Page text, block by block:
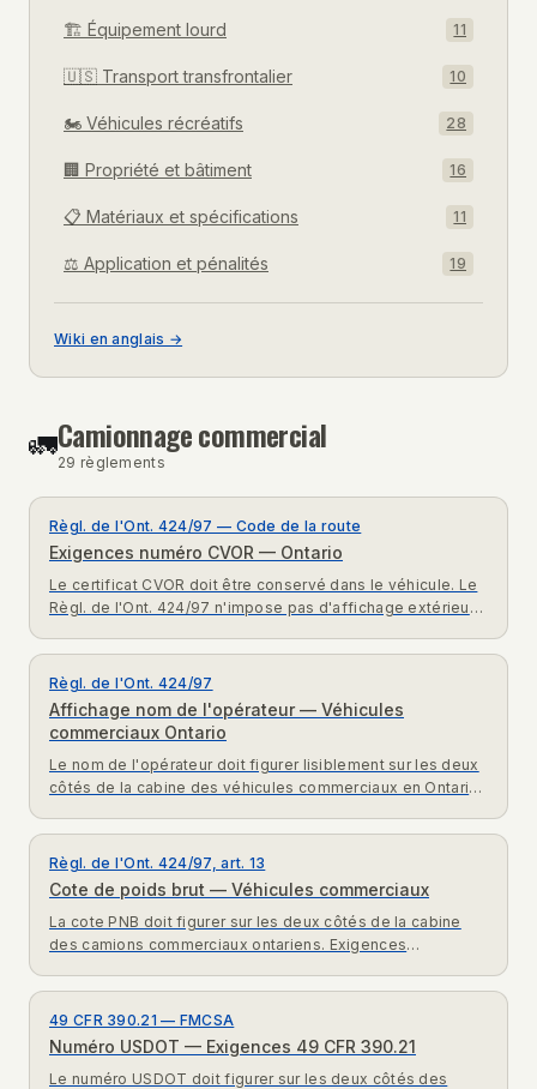
🏗 Équipement lourd 11
🇺🇸 Transport transfrontalier 10
🏍 Véhicules récréatifs 28
🏢 Propriété et bâtiment 16
📋 Matériaux et spécifications 11
⚖ Application et pénalités 19
Wiki en anglais →
🚛Camionnage commercial
29 règlements
Règl. de l'Ont. 424/97 — Code de la route
Exigences numéro CVOR — Ontario
Le certificat CVOR doit être conservé dans le véhicule. Le
Règl. de l'Ont. 424/97 n'impose pas d'affichage extérieur
Règl. de l'Ont. 424/97
Affichage nom de l'opérateur — Véhicules
commerciaux Ontario
Le nom de l'opérateur doit figurer lisiblement sur les deux
côtés de la cabine des véhicules commerciaux en Ontario.
Règl. de l'Ont. 424/97, art. 13
Cote de poids brut — Véhicules commerciaux
La cote PNB doit figurer sur les deux côtés de la cabine
des camions commerciaux ontariens. Exigences
49 CFR 390.21 — FMCSA
Numéro USDOT — Exigences 49 CFR 390.21
Le numéro USDOT doit figurer sur les deux côtés des